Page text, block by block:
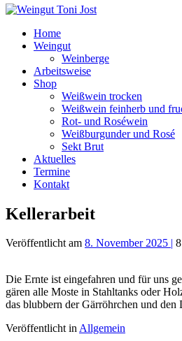
Home
Weingut
Weinberge
Arbeitsweise
Shop
Weißwein trocken
Weißwein feinherb und
Rot- und Roséwein
Weißburgunder und Rosé
Sekt Brut
Aktuelles
Termine
Kontakt
Kellerarbeit
Veröffentlicht am 8. November 2025 |
Die Ernte ist eingefahren und für uns
gären alle Moste in Stahltanks oder
das blubbern der Gärröhrchen und den
Veröffentlicht inAllgemein